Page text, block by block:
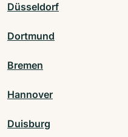
Düsseldorf
Dortmund
Bremen
Hannover
Duisburg